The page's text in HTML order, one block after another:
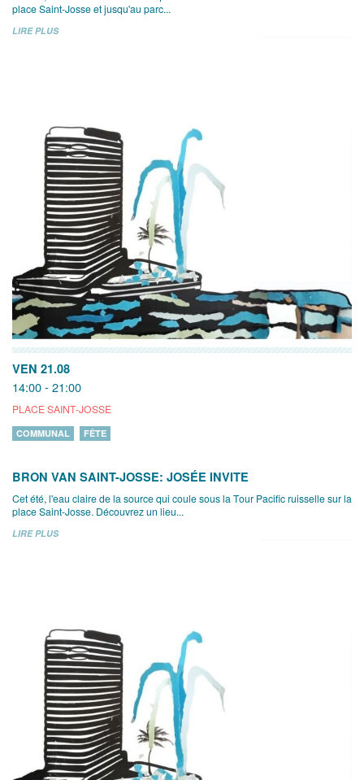
place Saint-Josse et jusqu'au parc...
LIRE PLUS
VEN 21.08
14:00 - 21:00
PLACE SAINT-JOSSE
COMMUNAL FÊTE
BRON VAN SAINT-JOSSE: JOSÉE INVITE
Cet été, l'eau claire de la source qui coule sous la Tour Pacific ruisselle sur la
place Saint-Josse. Découvrez un lieu...
LIRE PLUS